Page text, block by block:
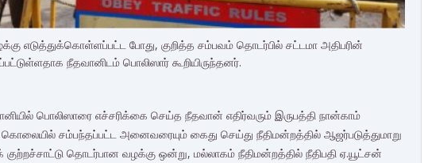
எடுத்துக்கொள்ளப்பட்ட போது, குறித்த சம்பவம் தொடர்பில் சட்டமா அதிபரின்
நீதவானிடம் பொலிஸார் கூறியிருந்தனர்.
பொலிஸாரை எச்சரிக்கை செய்த நீதவான் எதிர்வரும் இருபத்தி நான்காம்
கொலையில் சம்பந்தப்பட்ட அனைவரையும் கைது செய்து நீதிமன்றத்தில் ஆஜர்படுத்துமாறு
குற்றச்சாட்டு தொடர்பான வழக்கு ஒன்று, மல்லாகம் நீதிமன்றத்தில் நீதிபதி ஏ.யூட்சன்